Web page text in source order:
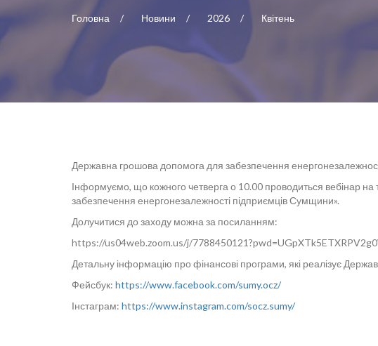
Головна Новини 2026 Квітень
Державна грошова допомога для забезпечення
Інформуємо, що кожного четверга о 10.00 проводиться вебінар
забезпечення енергонезалежності підприємців Сумщини».
Долучитися до заходу можна за посиланням:
https://us04web.zoom.us/j/
Детальну інформацію про фінансові програми, які реалізує
Фейсбук: https://www.facebook.com/sumy.ocz/
Інстаграм: https://www.instagram.com/socz.sumy/